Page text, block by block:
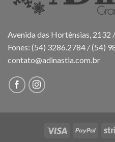
Avenida das Hortênsias, 2132
Fones: (54) 3286.2784 / (54)
contato@adinastia.com.br